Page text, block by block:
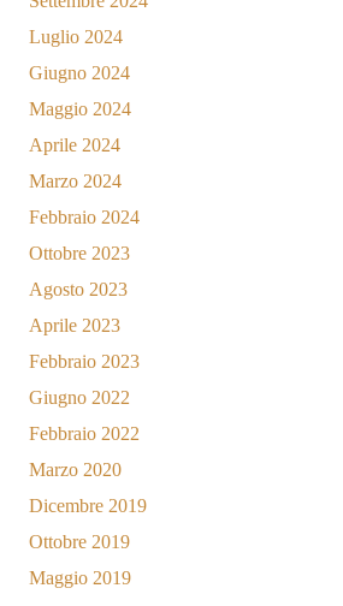
Luglio 2024
Giugno 2024
Maggio 2024
Aprile 2024
Marzo 2024
Febbraio 2024
Ottobre 2023
Agosto 2023
Aprile 2023
Febbraio 2023
Giugno 2022
Febbraio 2022
Marzo 2020
Dicembre 2019
Ottobre 2019
Maggio 2019